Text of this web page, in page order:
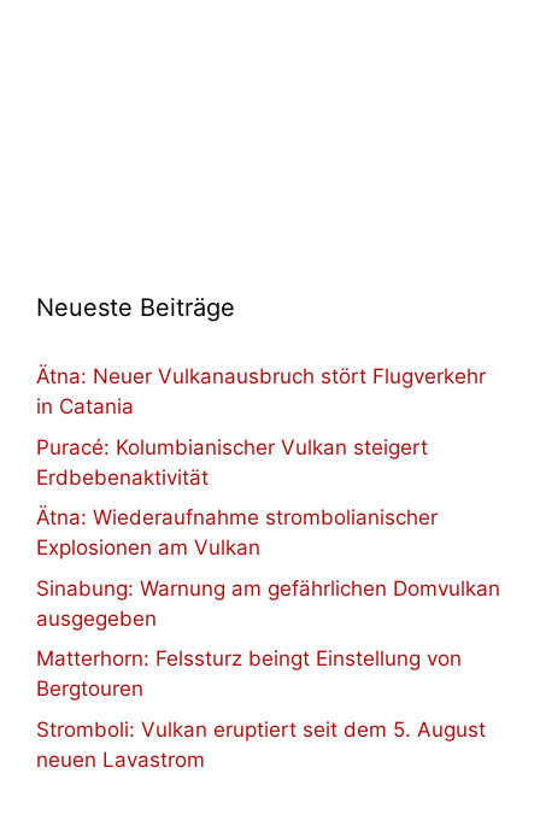
Neueste Beiträge
Ätna: Neuer Vulkanausbruch stört Flugverkehr
in Catania
Puracé: Kolumbianischer Vulkan steigert
Erdbebenaktivität
Ätna: Wiederaufnahme strombolianischer
Explosionen am Vulkan
Sinabung: Warnung am gefährlichen Domvulkan
ausgegeben
Matterhorn: Felssturz beingt Einstellung von
Bergtouren
Stromboli: Vulkan eruptiert seit dem 5. August
neuen Lavastrom